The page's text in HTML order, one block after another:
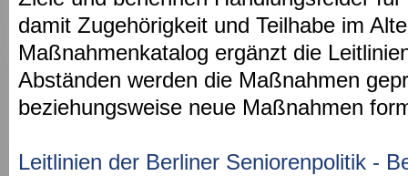
damit Zugehörigkeit und Teilhabe im
Maßnahmenkatalog ergänzt die
Abständen werden die Maßnahmen
beziehungsweise neue Maßnahmen
Leitlinien der Berliner Seniorenpolitik -